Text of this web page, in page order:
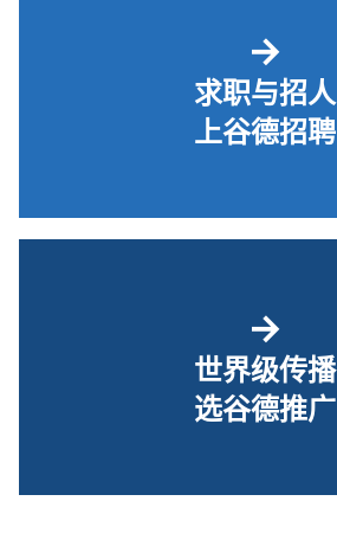
→
求职与招人
上谷德招聘
→
世界级传播
选谷德推广